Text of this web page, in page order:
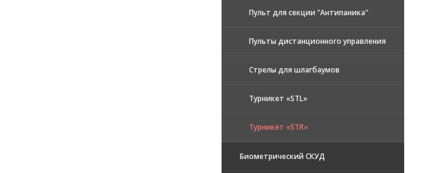
Пульт для секции "Антипаника"
Пульты дистанционного управления
Стрелы для шлагбаумов
Турникет «STL»
Турникет «STR»
Биометрический СКУД